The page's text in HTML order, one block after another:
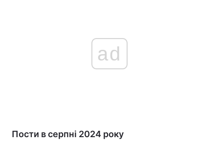
ad
Пости в серпні 2024 року